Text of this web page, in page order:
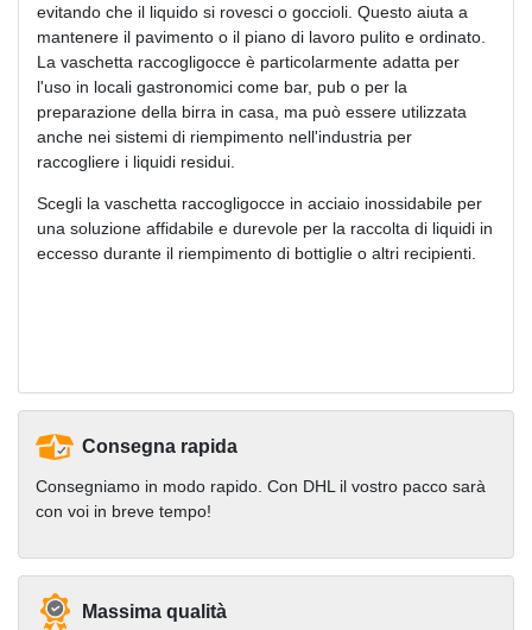
evitando che il liquido si rovesci o goccioli. Questo aiuta a
mantenere il pavimento o il piano di lavoro pulito e ordinato.
La vaschetta raccogligocce è particolarmente adatta per
l'uso in locali gastronomici come bar, pub o per la
preparazione della birra in casa, ma può essere utilizzata
anche nei sistemi di riempimento nell'industria per
raccogliere i liquidi residui.
Scegli la vaschetta raccogligocce in acciaio inossidabile per
una soluzione affidabile e durevole per la raccolta di liquidi in
eccesso durante il riempimento di bottiglie o altri recipienti.
Consegna rapida
Consegniamo in modo rapido. Con DHL il vostro pacco sarà
con voi in breve tempo!
Massima qualità